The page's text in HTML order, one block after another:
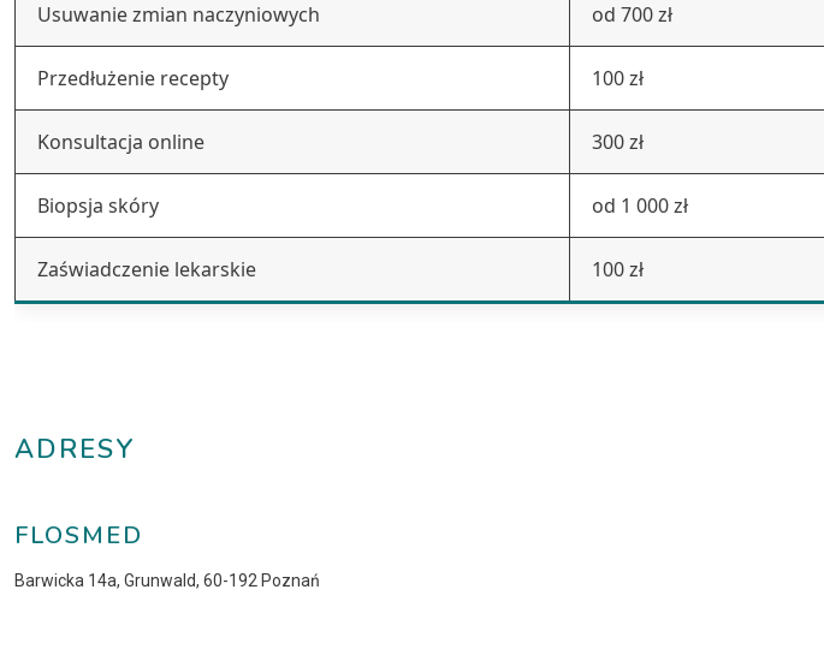
Usuwanie zmian naczyniowych od 700 zł
Przedłużenie recepty 100 zł
Konsultacja online 300 zł
Biopsja skóry od 1 000 zł
Zaświadczenie lekarskie 100 zł
ADRESY
FLOSMED
Barwicka 14a, Grunwald, 60-192 Poznań